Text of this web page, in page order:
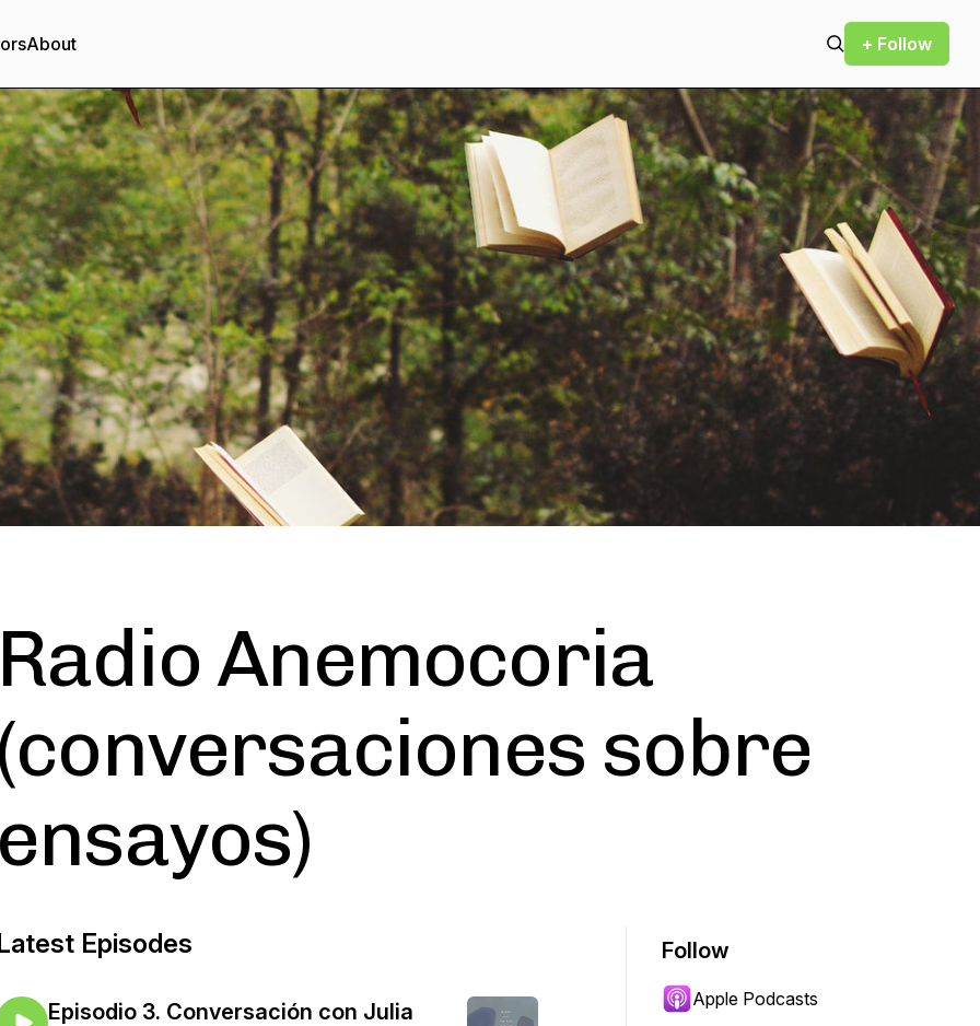
About + Follow
Radio Anemocoria
(conversaciones sobre
ensayos)
Episodes
Episodio 3. Conversación con Julia
Follow
Apple Podcasts